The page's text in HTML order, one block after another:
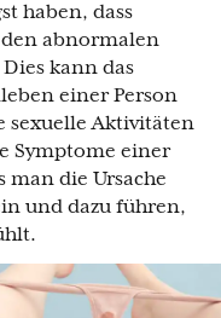
haben, dass
abnormalen
kann das
einer Person
sexuelle Aktivitäten
Symptome einer
man die Ursache
und dazu führen,